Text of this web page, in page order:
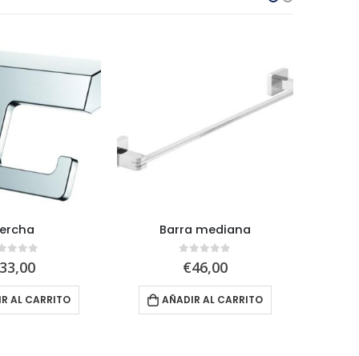
of 5
33,00
AL CARRITO
Barra mediana
0out of 5
€46,00
AÑADIR AL CARRITO